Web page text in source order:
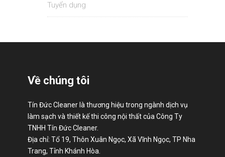
Tuyển dụng
Về chúng tôi
Tín Đức Cleaner là thương hiệu trong ngành dịch vụ
làm sạch và thiết kế thi công nội thất của Công Ty
TNHH Tín Đức Cleaner.
Địa chỉ: Tổ 19, Thôn Xuân Ngọc, Xã Vĩnh Ngọc, TP Nha
Trang, Tỉnh Khánh Hòa.